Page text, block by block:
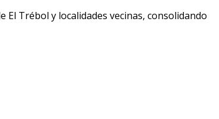
Trébol y localidades vecinas, consolidando